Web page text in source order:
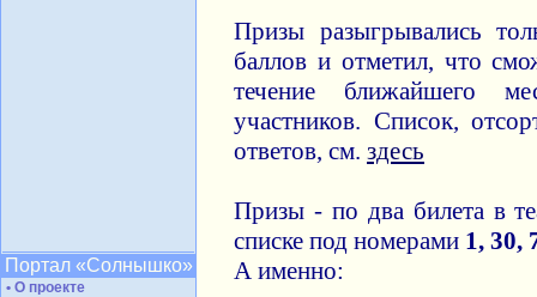
Портал «Солнышко»
• О проекте
Призы разыгрывались
баллов и отметил, что
течение ближайшего
участников. Список,
ответов, см. здесь
Призы - по два билета в
списке под номерами 1, 30,
А именно: